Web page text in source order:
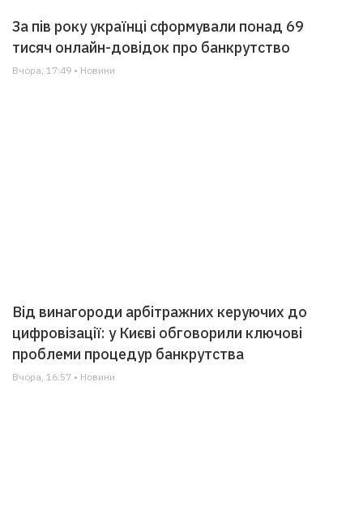
За пів року українці сформували понад 69
тисяч онлайн-довідок про банкрутство
Вчора, 17:49 • Новини
Від винагороди арбітражних керуючих до
цифровізації: у Києві обговорили ключові
проблеми процедур банкрутства
Вчора, 16:57 • Новини